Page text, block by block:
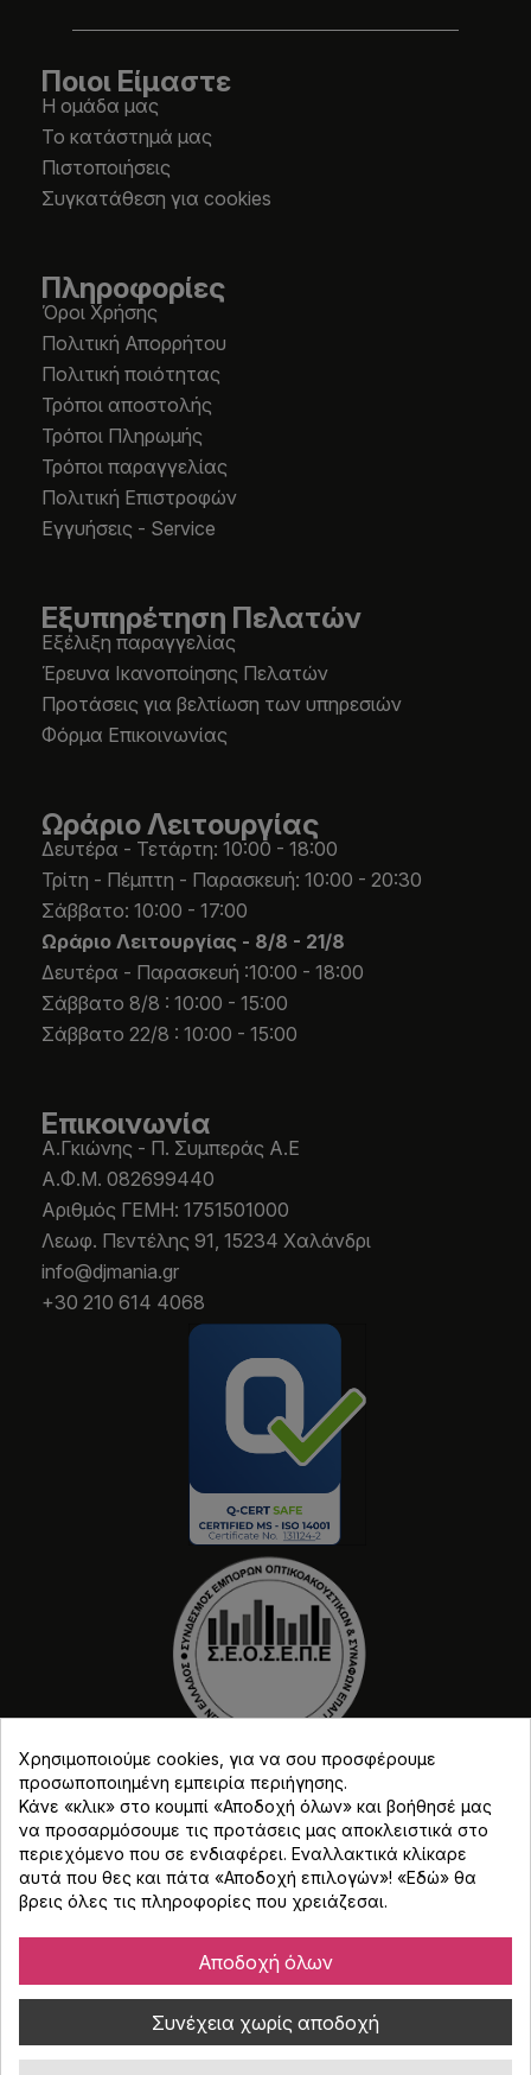
Ποιοι Είμαστε
Η ομάδα μας
Το κατάστημά μας
Πιστοποιήσεις
Συγκατάθεση για cookies
Πληροφορίες
Όροι Χρήσης
Πολιτική Απορρήτου
Πολιτική ποιότητας
Τρόποι αποστολής
Τρόποι Πληρωμής
Τρόποι παραγγελίας
Πολιτική Επιστροφών
Εγγυήσεις - Service
Εξυπηρέτηση Πελατών
Εξέλιξη παραγγελίας
Έρευνα Ικανοποίησης Πελατών
Προτάσεις για βελτίωση των υπηρεσιών
Φόρμα Επικοινωνίας
Ωράριο Λειτουργίας
Δευτέρα - Τετάρτη: 10:00 - 18:00
Τρίτη - Πέμπτη - Παρασκευή: 10:00 - 20:30
Σάββατο: 10:00 - 17:00
Ωράριο Λειτουργίας - 8/8 - 21/8
Δευτέρα - Παρασκευή :10:00 - 18:00
Σάββατο 8/8 : 10:00 - 15:00
Σάββατο 22/8 : 10:00 - 15:00
Επικοινωνία
Α.Γκιώνης - Π. Συμπεράς Α.Ε
Α.Φ.Μ. 082699440
Aριθμός ΓΕΜΗ: 1751501000
Λεωφ. Πεντέλης 91, 15234 Χαλάνδρι
info@djmania.gr
+30 210 614 4068
Copyright © Djmania 2026 / Οι τιμές περιλαμβάνουν
Χρησιμοποιούμε cookies, για να σου προσφέρουμε
προσωποποιημένη εμπειρία περιήγησης.
Κάνε «κλικ» στο κουμπί «Αποδοχή όλων» και βοήθησέ μας
να προσαρμόσουμε τις προτάσεις μας αποκλειστικά στο
περιεχόμενο που σε ενδιαφέρει. Εναλλακτικά κλίκαρε
αυτά που θες και πάτα «Αποδοχή επιλογών»! «Εδώ» θα
βρεις όλες τις πληροφορίες που χρειάζεσαι.
Αποδοχή όλων
Συνέχεια χωρίς αποδοχή